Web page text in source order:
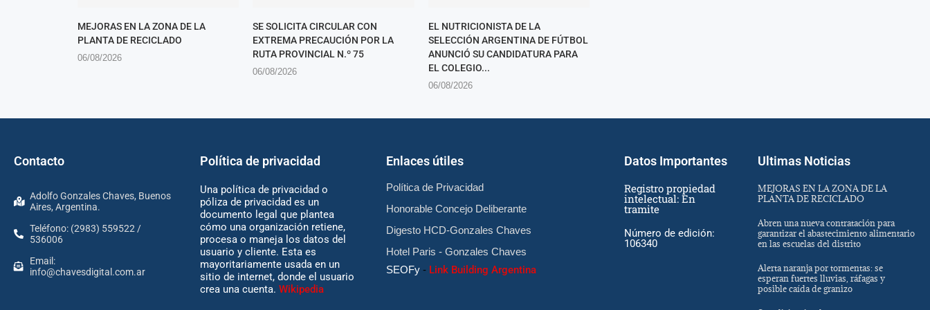
MEJORAS EN LA ZONA DE LA
PLANTA DE RECICLADO
06/08/2026
SE SOLICITA CIRCULAR CON
EXTREMA PRECAUCIÓN POR LA
RUTA PROVINCIAL N.º 75
06/08/2026
EL NUTRICIONISTA DE LA
SELECCIÓN ARGENTINA DE FÚTBOL
ANUNCIÓ SU CANDIDATURA PARA
EL COLEGIO...
06/08/2026
Contacto
Adolfo Gonzales Chaves, Buenos
Aires, Argentina.
Teléfono: (2983) 559522 /
536006
Email:
info@chavesdigital.com.ar
Política de privacidad
Una política de privacidad o
póliza de privacidad es un
documento legal que plantea
cómo una organización retiene,
procesa o maneja los datos del
usuario y cliente. Esta es
mayoritariamente usada en un
sitio de internet, donde el usuario
crea una cuenta. Wikipedia
Enlaces útiles
Política de Privacidad
Honorable Concejo Deliberante
Digesto HCD-Gonzales Chaves
Hotel Paris - Gonzales Chaves
SEOFy- Link Building Argentina
Datos Importantes
Registro propiedad
intelectual: En
tramite
Número de edición:
106340
Ultimas Noticias
MEJORAS EN LA ZONA DE LA
PLANTA DE RECICLADO
Abren una nueva contratación para
garantizar el abastecimiento alimentario
en las escuelas del distrito
Alerta naranja por tormentas: se
esperan fuertes lluvias, ráfagas y
posible caída de granizo